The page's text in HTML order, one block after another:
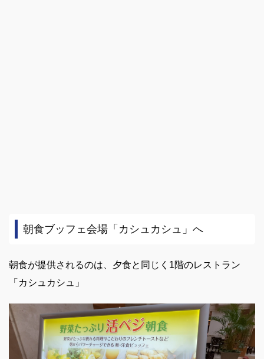
朝食ブッフェ会場「カシュカシュ」へ
朝食が提供されるのは、夕食と同じく1階のレストラン
「カシュカシュ」